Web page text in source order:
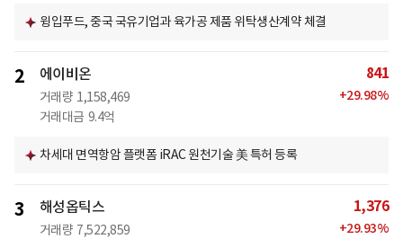
윙입푸드, 중국 국유기업과 육가공 제품 위탁생산계약 체결
2 에이비온
거래량 1,158,469
거래대금 9.4억
841
+29.98%
차세대 면역항암 플랫폼 iRAC 원천기술 美 특허 등록
3 해성옵틱스
거래량 7,522,859
1,376
+29.93%